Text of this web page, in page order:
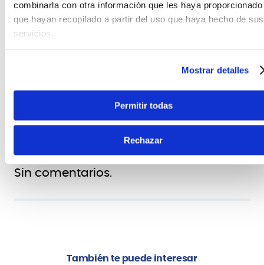
combinarla con otra información que les haya proporcionado
que hayan recopilado a partir del uso que haya hecho de sus
servicios.
Mostrar detalles
Permitir todas
Rechazar
FICHA TÉCNICA Y DIMENSIONES
Sin comentarios.
También te puede interesar